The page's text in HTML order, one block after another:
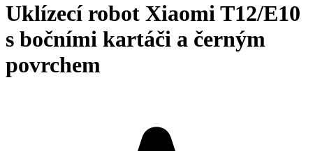
Uklízecí robot Xiaomi T12/E10
s bočními kartáči a černým
povrchem